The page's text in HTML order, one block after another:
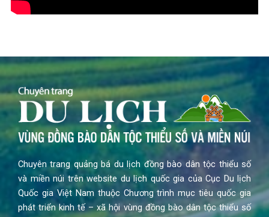
Chuyên trang quảng bá du lịch đồng bào dân tộc thiểu số
và miền núi trên website du lịch quốc gia của Cục Du lịch
Quốc gia Việt Nam thuộc Chương trình mục tiêu quốc gia
phát triển kinh tế – xã hội vùng đồng bào dân tộc thiểu số